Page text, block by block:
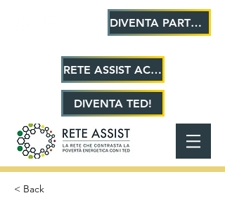
DIVENTA PARTNER!
RETE ASSIST ACADEMY
DIVENTA TED!
< Back